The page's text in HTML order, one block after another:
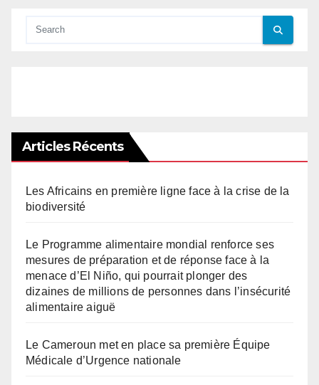
Articles Récents
Les Africains en première ligne face à la crise de la
biodiversité
Le Programme alimentaire mondial renforce ses
mesures de préparation et de réponse face à la
menace d’El Niño, qui pourrait plonger des
dizaines de millions de personnes dans l’insécurité
alimentaire aiguë
Le Cameroun met en place sa première Équipe
Médicale d’Urgence nationale